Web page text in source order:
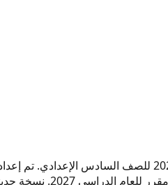
يغطي هذا الملخص جميع المفاهيم الأساسية في
الفصل الرابع